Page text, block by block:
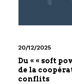
20/12/2025
Du « « soft
de la
conflits